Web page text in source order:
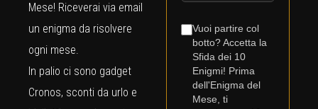
Mese! Riceverai via email
un enigma da risolvere
ogni mese.
In palio ci sono gadget
Cronos, sconti da urlo e
Vuoi partire col
botto? Accetta la
Sfida dei 10
Enigmi! Prima
dell'Enigma del
Mese, ti